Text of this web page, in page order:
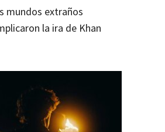
mundos extraños
la ira de Khan